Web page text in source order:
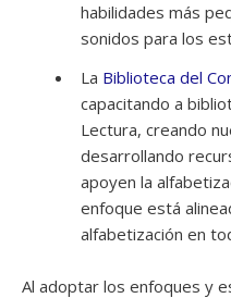
habilidades más
sonidos para los
La Biblioteca del
capacitando a
Lectura, creando
desarrollando
apoyen la
enfoque está
alfabetización en
Al adoptar los enfoques y